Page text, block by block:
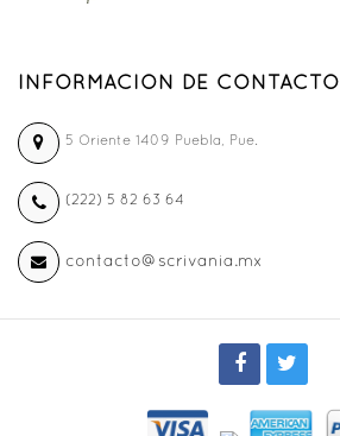
INFORMACION DE CONTACTO
5 Oriente 1409 Puebla, Pue.
(222) 5 82 63 64
contacto@scrivania.mx